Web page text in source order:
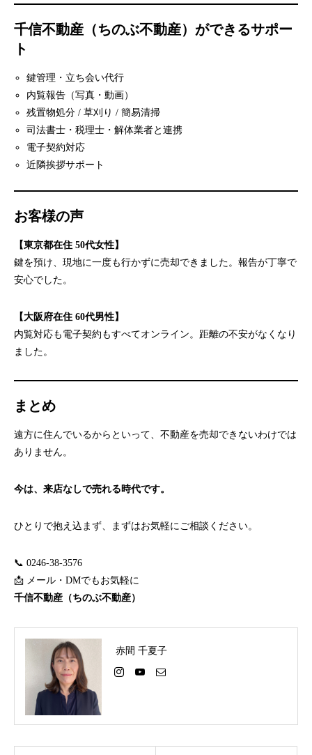
千信不動産（ちのぶ不動産）ができるサポー
ト
鍵管理・立ち会い代行
内覧報告（写真・動画）
残置物処分 / 草刈り / 簡易清掃
司法書士・税理士・解体業者と連携
電子契約対応
近隣挨拶サポート
お客様の声
【東京都在住 50代女性】
鍵を預け、現地に一度も行かずに売却できました。報告が丁寧で
安心でした。
【大阪府在住 60代男性】
内覧対応も電子契約もすべてオンライン。距離の不安がなくなり
ました。
まとめ
遠方に住んでいるからといって、不動産を売却できないわけでは
ありません。
今は、来店なしで売れる時代です。
ひとりで抱え込まず、まずはお気軽にご相談ください。
📞 0246-38-3576
📩 メール・DMでもお気軽に
千信不動産（ちのぶ不動産）
赤間 千夏子